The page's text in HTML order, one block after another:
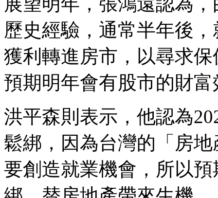
歷史經驗，通常半年後
獲利轉進房市，以尋求
預期明年會有股市的財
洪平森則表示，他認為
鬆綁，因為台灣的「房
要創造就業機會，所以